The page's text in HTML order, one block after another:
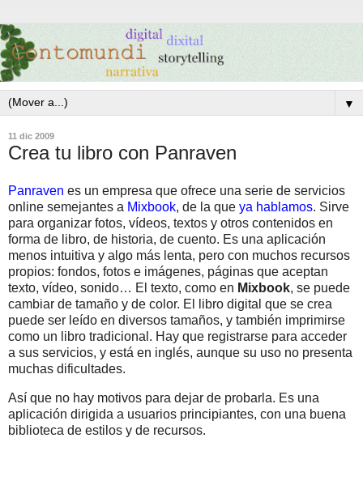
▼
11 dic 2009
Crea tu libro con Panraven
Panraven es un empresa que ofrece una serie de servicios
online semejantes a Mixbook, de la que ya hablamos. Sirve
para organizar fotos, vídeos, textos y otros contenidos en
forma de libro, de historia, de cuento. Es una aplicación
menos intuitiva y algo más lenta, pero con muchos recursos
propios: fondos, fotos e imágenes, páginas que aceptan
texto, vídeo, sonido… El texto, como en Mixbook, se puede
cambiar de tamaño y de color. El libro digital que se crea
puede ser leído en diversos tamaños, y también imprimirse
como un libro tradicional. Hay que registrarse para acceder
a sus servicios, y está en inglés, aunque su uso no presenta
muchas dificultades.
Así que no hay motivos para dejar de probarla. Es una
aplicación dirigida a usuarios principiantes, con una buena
biblioteca de estilos y de recursos.